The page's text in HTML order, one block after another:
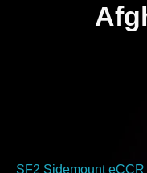
SF2 Sidemount